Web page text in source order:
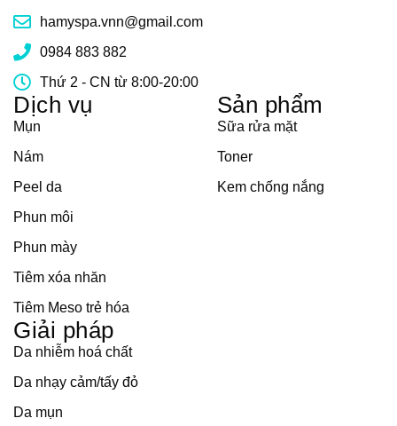
hamyspa.vnn@gmail.com
0984 883 882
Thứ 2 - CN từ 8:00-20:00
Dịch vụ
Mụn
Nám
Peel da
Phun môi
Phun mày
Tiêm xóa nhăn
Tiêm Meso trẻ hóa
Sản phẩm
Sữa rửa mặt
Toner
Kem chống nắng
Giải pháp
Da nhiễm hoá chất
Da nhạy cảm/tấy đỏ
Da mụn